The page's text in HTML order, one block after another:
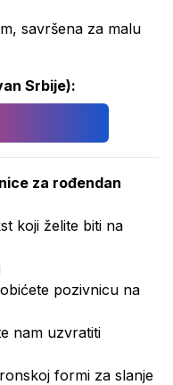
savršena za malu
Srbije):
za rođendan
koji želite biti na
pozivnicu na
nam uzvratiti
formi za slanje